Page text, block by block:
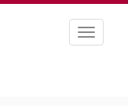
Toggle